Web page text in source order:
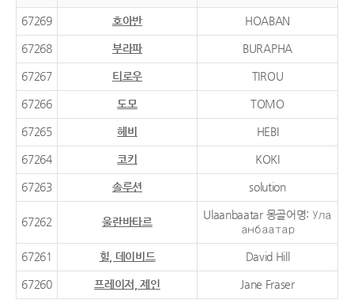
67269 호아반 HOABAN
67268 부라파 BURAPHA
67267 티로우 TIROU
67266 도모 TOMO
67265 헤비 HEBI
67264 코키 KOKI
67263 솔루션 solution
67262 울란바타르
Ulaanbaatar 몽골어명: Ула
анбаатар
67261 힐, 데이비드 David Hill
67260 프레이저, 제인 Jane Fraser